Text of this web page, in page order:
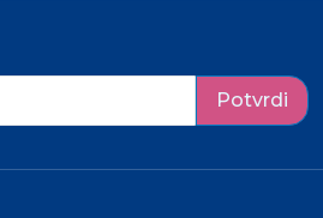
Potvrdi